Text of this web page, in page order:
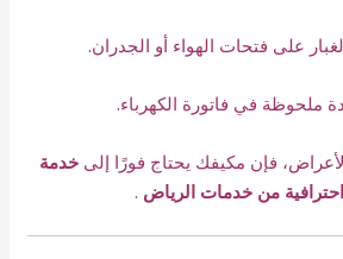
على فتحات الهواء أو الجدران.
ملحوظة في فاتورة الكهرباء.
فإن مكيفك يحتاج فورًا إلى خدمة
من خدمات الرياض .